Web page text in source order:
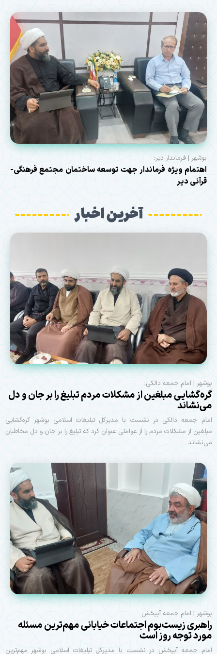
بوشهر | فرماندار دیر:
اهتمام ویژه فرماندار جهت توسعه ساختمان مجتمع فرهنگی-
قرآنی دیر
آخرین اخبار
بوشهر | امام جمعه دالکی:
گره‌گشایی مبلغین از مشکلات مردم تبلیغ را بر جان و دل
می‌نشاند
امام جمعه دالکی در نشست با مدیرکل تبلیغات اسلامی بوشهر گره‌گشایی
مبلغین از مشکلات مردم را از عواملی عنوان کرد که تبلیغ را بر جان و دل مخاطبان
می‌نشاند.
بوشهر | امام جمعه آبپخش:
راهبری زیست‌بوم اجتماعات خیابانی مهم‌ترین مسئله
مورد توجه روز است
امام جمعه آبپخش در نشست با مدیرکل تبلیغات اسلامی بوشهر مهم‌ترین